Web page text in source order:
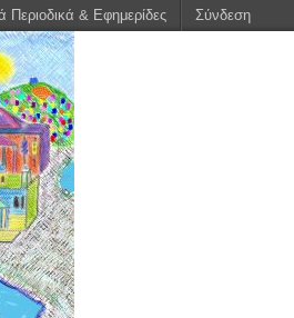
Περιοδικά & Εφημερίδες Σύνδεση